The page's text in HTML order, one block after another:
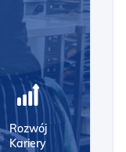
Rozwój
Kariery